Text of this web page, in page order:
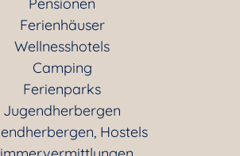
Ferienhäuser
Wellnesshotels
Camping
Ferienparks
Jugendherbergen
Hostels